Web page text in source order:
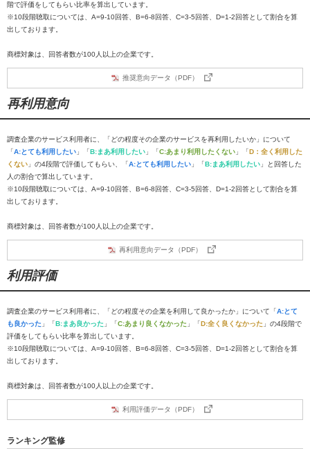
階で評価をしてもらい比率を算出しています。
※10段階聴取については、A=9-10回答、B=6-8回答、C=3-5回答、D=1-2回答として割合を算
出しております。
商標対象は、回答者数が100人以上の企業です。
推奨意向データ（PDF）
再利用意向
調査企業のサービス利用者に、「どの程度その企業のサービスを再利用したいか」について
「A:とても利用したい 」「B:まあ利用したい 」「C:あまり利用したくない 」「D：全く利用した
くない 」の4段階で評価してもらい、「A:とても利用したい 」「B:まあ利用したい 」と回答した
人の割合で算出しています。
※10段階聴取については、A=9-10回答、B=6-8回答、C=3-5回答、D=1-2回答として割合を算
出しております。
商標対象は、回答者数が100人以上の企業です。
再利用意向データ（PDF）
利用評価
調査企業のサービス利用者に、「どの程度その企業を利用して良かったか」について「A:とて
も良かった 」「B:まあ良かった 」「C:あまり良くなかった 」「D:全く良くなかった 」の4段階で
評価をしてもらい比率を算出しています。
※10段階聴取については、A=9-10回答、B=6-8回答、C=3-5回答、D=1-2回答として割合を算
出しております。
商標対象は、回答者数が100人以上の企業です。
利用評価データ（PDF）
ランキング監修